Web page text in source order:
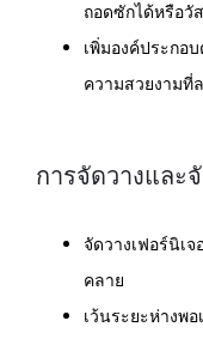
ถอดซักได้หรือวั
เพิ่มองค์ประกอ
ความสวยงามที่
การจัดวางและ
จัดวางเฟอร์นิเ
คลาย
เว้นระยะห่างพ